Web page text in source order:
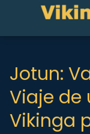
Jotun:
Viaje de
Vikinga